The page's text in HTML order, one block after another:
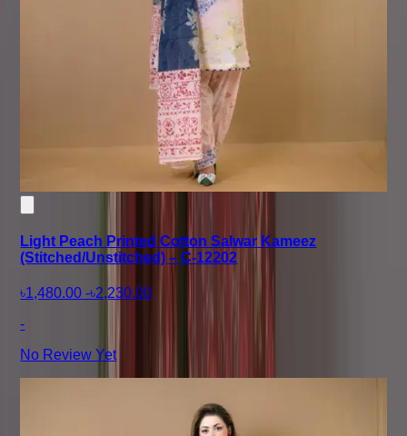
Light Peach Printed Cotton Salwar Kameez
(Stitched/Unstitched) – C-12202
৳1,480.00 -৳2,230.00
-
No Review Yet